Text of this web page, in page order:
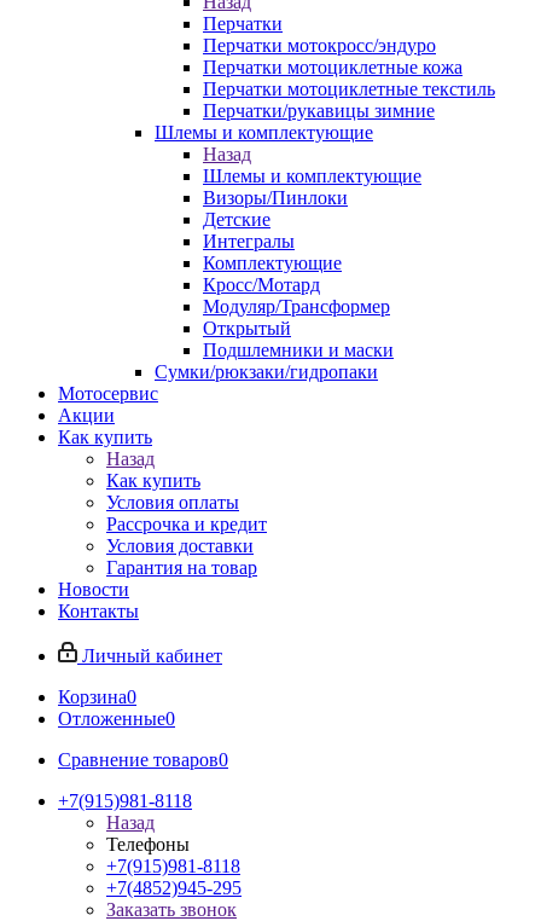
Перчатки
Перчатки мотокросс/эндуро
Перчатки мотоциклетные кожа
Перчатки мотоциклетные текстиль
Перчатки/рукавицы зимние
Шлемы и комплектующие
Назад
Шлемы и комплектующие
Визоры/Пинлоки
Детские
Интегралы
Комплектующие
Кросс/Мотард
Модуляр/Трансформер
Открытый
Подшлемники и маски
Сумки/рюкзаки/гидропаки
Мотосервис
Акции
Как купить
Назад
Как купить
Условия оплаты
Рассрочка и кредит
Условия доставки
Гарантия на товар
Новости
Контакты
Личный кабинет
Корзина0
Отложенные0
Сравнение товаров0
+7(915)981-8118
Назад
Телефоны
+7(915)981-8118
+7(4852)945-295
Заказать звонок